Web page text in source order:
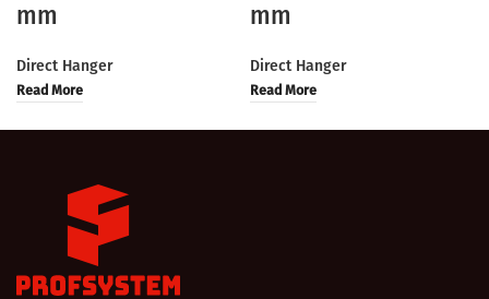
mm
Direct Hanger
Read More
mm
Direct Hanger
Read More